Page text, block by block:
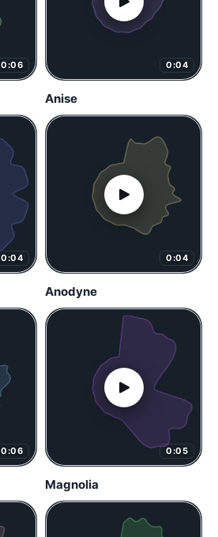
0:06 0:04
Anise
0:04 0:04
Anodyne
0:06 0:05
Magnolia